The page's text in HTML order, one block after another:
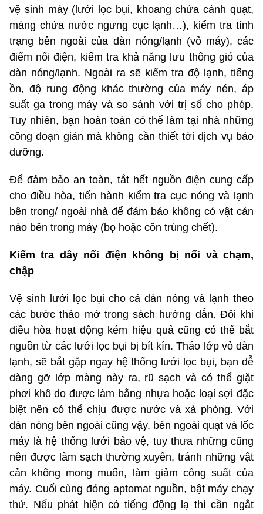
vệ sinh máy (lưới lọc bụi, khoang chứa cánh quạt,
màng chứa nước ngưng cục lạnh…), kiểm tra tình
trạng bên ngoài của dàn nóng/lạnh (vỏ máy), các
điểm nối điện, kiểm tra khả năng lưu thông gió của
dàn nóng/lạnh. Ngoài ra sẽ kiểm tra độ lạnh, tiếng
ồn, độ rung động khác thường của máy nén, áp
suất ga trong máy và so sánh với trị số cho phép.
Tuy nhiên, bạn hoàn toàn có thể làm tại nhà những
công đoạn giản mà không cần thiết tới dịch vụ bảo
dưỡng.
Để đảm bảo an toàn, tắt hết nguồn điện cung cấp
cho điều hòa, tiến hành kiểm tra cục nóng và lạnh
bên trong/ ngoài nhà để đảm bảo không có vật cản
nào bên trong máy (bọ hoặc côn trùng chết).
Kiểm tra dây nối điện không bị nối và chạm,
chập
Vệ sinh lưới lọc bụi cho cả dàn nóng và lạnh theo
các bước tháo mở trong sách hướng dẫn. Đôi khi
điều hòa hoạt động kém hiệu quả cũng có thể bắt
nguồn từ các lưới lọc bụi bị bít kín. Tháo lớp vỏ dàn
lạnh, sẽ bắt gặp ngay hệ thống lưới lọc bụi, bạn dễ
dàng gỡ lớp màng này ra, rũ sạch và có thể giặt
phơi khô do được làm bằng nhựa hoặc loại sợi đặc
biệt nên có thể chịu được nước và xà phòng. Với
dàn nóng bên ngoài cũng vậy, bên ngoài quạt và lốc
máy là hệ thống lưới bảo vệ, tuy thưa những cũng
nên được làm sạch thường xuyên, tránh những vật
cản không mong muốn, làm giảm công suất của
máy. Cuối cùng đóng aptomat nguồn, bật máy chạy
thử. Nếu phát hiện có tiếng động lạ thì cần ngắt